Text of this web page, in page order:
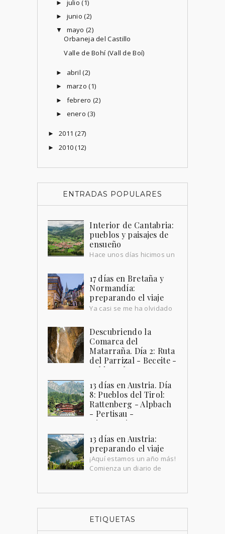
► julio(1)
► junio(2)
▼ mayo (2)
Orbaneja del Castillo
Valle de Bohí (Vall de Boí)
► abril(2)
► marzo(1)
► febrero (2)
► enero(3)
► 2011(27)
► 2010(12)
ENTRADAS POPULARES
Interior de Cantabria:
pueblos y paisajes de
ensueño
Hace unos días hicimos un
por su playas pintorescas y sus pueblos
que miran al mar. Hoy queremos hacer
paradas...
17 días en Bretaña y
Normandía:
preparando el viaje
Ya casi se me ha olvidado
tenido el blog en barbecho durante
unos meses, no por falta de destinos,
sino por falta de t...
Descubriendo la
Comarca del
Matarraña. Día 2: Ruta
del Parrizal - Beceite -
Valderrobres
La Comarca del Matarraña , ubicada en
la provincia de Teruel , tiene muchos
encantos que descubrir. Sus pueblos , a
parte de llenarte de u...
13 días en Austria. Día
8: Pueblos del Tirol:
Rattenberg - Alpbach
- Pertisau -
Hintersteiner See -
Kufstein
Bueno, pues ahí estamos, amaneciendo
en Mittersill por segundo día. Al
despertar, es difícil saber si lo que
vivimos el día anterior fue u...
13 días en Austria:
preparando el viaje
¡Aquí estamos un año más!
Comienza un diario de
ETIQUETAS